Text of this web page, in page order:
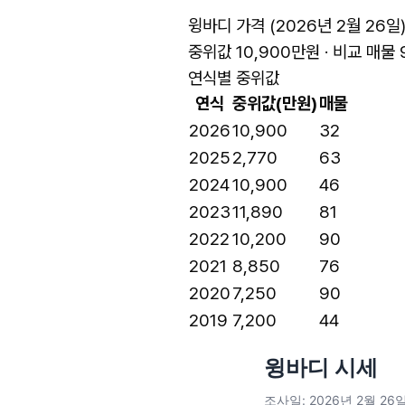
윙바디 가격 (2026년 2월 26일)
중위값 10,900만원 · 비교 매물
연식별 중위값
연식 중위값(만원)매물
202610,900
32
20252,770
63
202410,900
46
202311,890
81
202210,200
90
2021 8,850
76
20207,250
90
2019 7,200 44
윙바디 시세
조사일: 2026년 2월 26일